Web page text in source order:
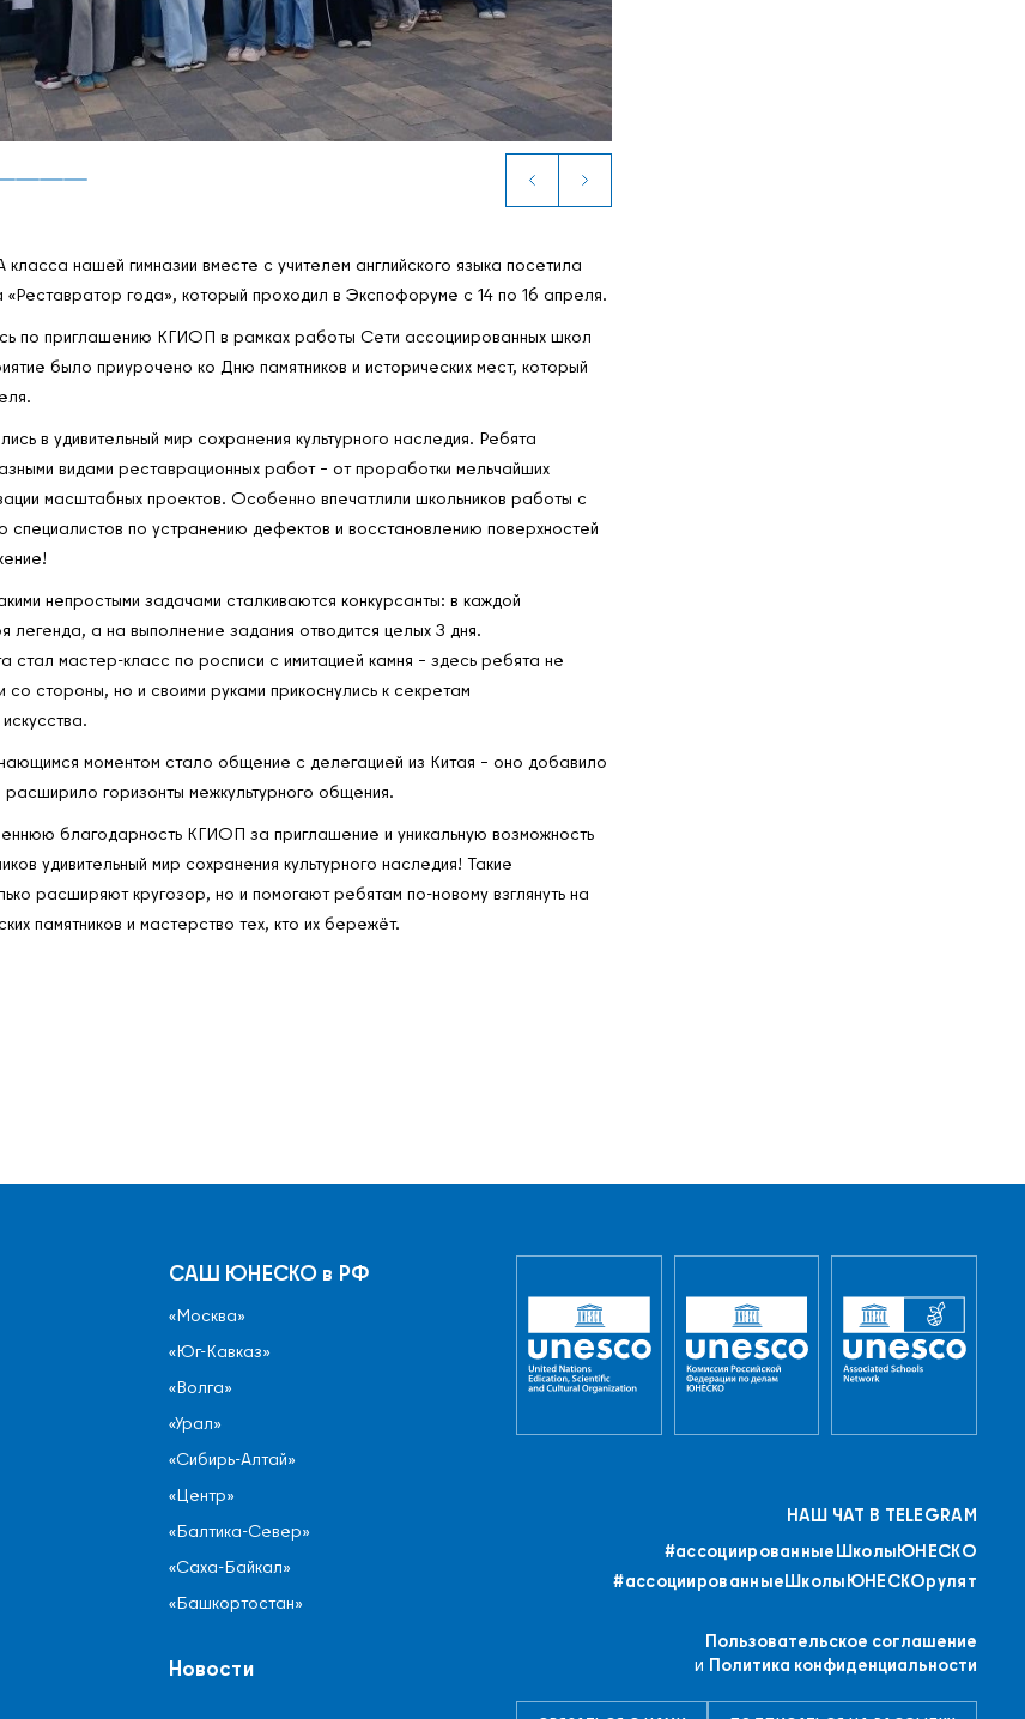
класса нашей гимназии вместе с учителем английского языка посетила
«Реставратор года», который проходил в Экспофоруме с 14 по 16 апреля.
по приглашению КГИОП в рамках работы Сети ассоциированных школ
было приурочено ко Дню памятников и исторических мест, который
в удивительный мир сохранения культурного наследия. Ребята
видами реставрационных работ – от проработки мельчайших
масштабных проектов. Особенно впечатлили школьников работы с
специалистов по устранению дефектов и восстановлению поверхностей
непростыми задачами сталкиваются конкурсанты: в каждой
легенда, а на выполнение задания отводится целых 3 дня.
стал мастер‑класс по росписи с имитацией камня – здесь ребята не
стороны, но и своими руками прикоснулись к секретам
моментом стало общение с делегацией из Китая – оно добавило
горизонты межкультурного общения.
благодарность КГИОП за приглашение и уникальную возможность
удивительный мир сохранения культурного наследия! Такие
расширяют кругозор, но и помогают ребятам по-новому взглянуть на
памятников и мастерство тех, кто их бережёт.
САШ ЮНЕСКО в РФ
«Москва»
«Юг-Кавказ»
«Волга»
«Урал»
«Сибирь-Алтай»
«Центр»
«Балтика-Север»
«Саха-Байкал»
«Башкортостан»
Новости
НАШ ЧАТ В TELEGRAM
#ассоциированныеШколыЮНЕСКO
#ассоциированныеШколыЮНЕСКОрулят
Пользовательское соглашение
и Политика конфиденциальности